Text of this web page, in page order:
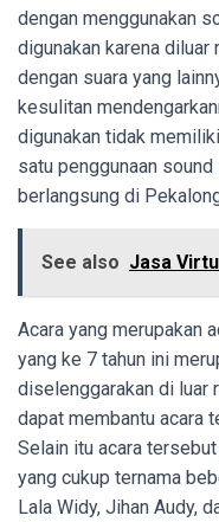
dengan menggunakan
digunakan karena diluar
dengan suara yang
kesulitan
digunakan tidak
satu penggunaan
berlangsung di
See also Jasa
Acara yang merupakan
yang ke 7 tahun ini
diselenggarakan di luar
dapat membantu acara
Selain itu acara
yang cukup ternama
Lala Widy, Jihan Audy,